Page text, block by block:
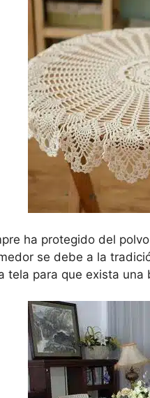
ha protegido del
se debe a la
tela para que exista una